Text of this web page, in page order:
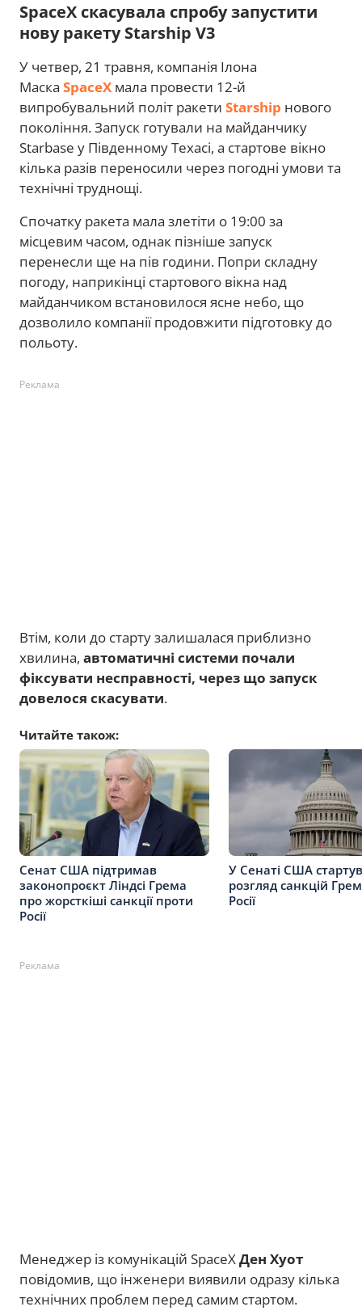
SpaceX скасувала спробу запустити
нову ракету Starship V3
У четвер, 21 травня, компанія Ілона
Маска SpaceX мала провести 12-й
випробувальний політ ракети Starship нового
покоління. Запуск готували на майданчику
Starbase у Південному Техасі, а стартове вікно
кілька разів переносили через погодні умови та
технічні труднощі.
Спочатку ракета мала злетіти о 19:00 за
місцевим часом, однак пізніше запуск
перенесли ще на пів години. Попри складну
погоду, наприкінці стартового вікна над
майданчиком встановилося ясне небо, що
дозволило компанії продовжити підготовку до
польоту.
Реклама
Втім, коли до старту залишалася приблизно
хвилина, автоматичні системи почали
фіксувати несправності, через що запуск
довелося скасувати.
Читайте також:
Сенат США підтримав
законопроєкт Ліндсі Грема
про жорсткіші санкції проти
Росії
У Сенаті США
розгляд санкцій
Росії
Реклама
Менеджер із комунікацій SpaceXДен Хуот
повідомив, що інженери виявили одразу кілька
технічних проблем перед самим стартом.